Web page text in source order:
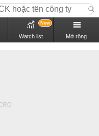
Watch list
New
Mở rộng